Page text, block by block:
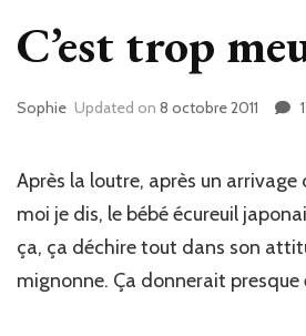
C’est trop
Sophie Updated on 8 octobre 2011
Après la loutre, après un
moi je dis, le bébé écureuil
ça, ça déchire tout dans son
mignonne. Ça donnerait presque